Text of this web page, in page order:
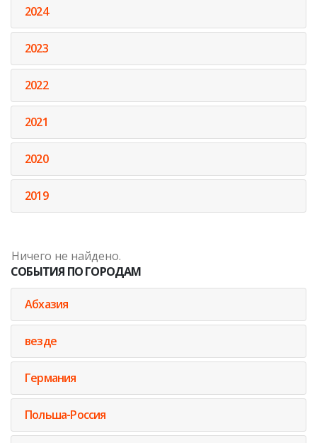
2024
2023
2022
2021
2020
2019
Ничего не найдено.
СОБЫТИЯ ПО ГОРОДАМ
Абхазия
везде
Германия
Польша-Россия